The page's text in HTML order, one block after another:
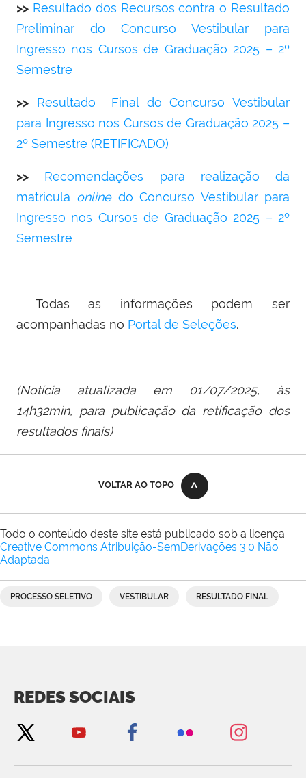
>> Resultado dos Recursos contra o Resultado
Preliminar do Concurso Vestibular para
Ingresso nos Cursos de Graduação 2025 – 2º
Semestre
>>
Resultado Final do Concurso Vestibular
para Ingresso nos Cursos de Graduação 2025 –
2º Semestre (RETIFICADO)
>>
Recomendações para realização da
matrícula onlinedo Concurso Vestibular para
Ingresso nos Cursos de Graduação 2025 – 2º
Semestre
Todas as informações podem ser
acompanhadas no Portal de Seleções.
(Notícia atualizada em 01/07/2025, às
14h32min, para publicação da retificação dos
resultados finais)
VOLTAR AO TOPO
Todo o conteúdo deste site está publicado sob a licença
Creative Commons Atribuição-SemDerivações 3.0 Não
Adaptada.
PROCESSO SELETIVO VESTIBULAR RESULTADO FINAL
REDES SOCIAIS